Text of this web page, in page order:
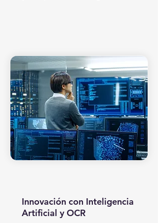
Innovación con Inteligencia
Artificial y OCR